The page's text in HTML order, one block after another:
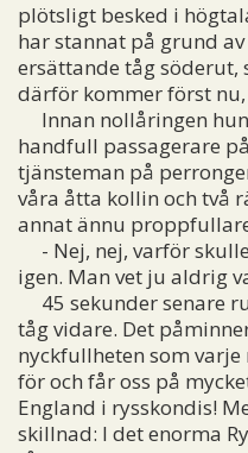
plötsligt besked i
har stannat på grund
ersättande tåg söderut,
därför kommer först
Innan nollåringen
handfull passagerare
tjänsteman på
våra åtta kollin och två
annat ännu
- Nej, nej, varför
igen. Man vet ju aldrig
45 sekunder senare
tåg vidare. Det
nyckfullheten som
för och får oss på
England i rysskondis!
skillnad: I det enorma